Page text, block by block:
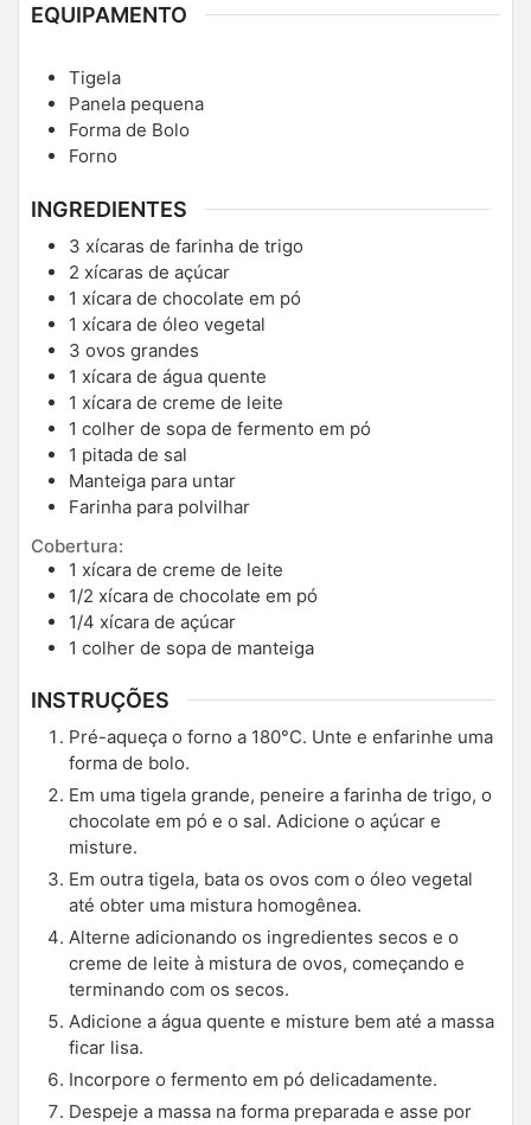
EQUIPAMENTO
Tigela
Panela pequena
Forma de Bolo
Forno
INGREDIENTES
3 xícaras de farinha de trigo
2 xícaras de açúcar
1 xícara de chocolate em pó
1 xícara de óleo vegetal
3 ovos grandes
1 xícara de água quente
1 xícara de creme de leite
1 colher de sopa de fermento em pó
1 pitada de sal
Manteiga para untar
Farinha para polvilhar
Cobertura:
1 xícara de creme de leite
1/2 xícara de chocolate em pó
1/4 xícara de açúcar
1 colher de sopa de manteiga
INSTRUÇÕES
Pré-aqueça o forno a 180°C. Unte e enfarinhe uma
forma de bolo.
Em uma tigela grande, peneire a farinha de trigo, o
chocolate em pó e o sal. Adicione o açúcar e
misture.
Em outra tigela, bata os ovos com o óleo vegetal
até obter uma mistura homogênea.
Alterne adicionando os ingredientes secos e o
creme de leite à mistura de ovos, começando e
terminando com os secos.
Adicione a água quente e misture bem até a massa
ficar lisa.
Incorpore o fermento em pó delicadamente.
Despeje a massa na forma preparada e asse por